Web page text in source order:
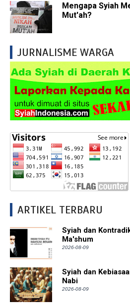
Mengapa Syiah
Mut'ah?
JURNALISME WARGA
ARTIKEL TERBARU
Syiah dan
Ma'shum
2026-08-09
Syiah dan
Nabi
2026-08-09